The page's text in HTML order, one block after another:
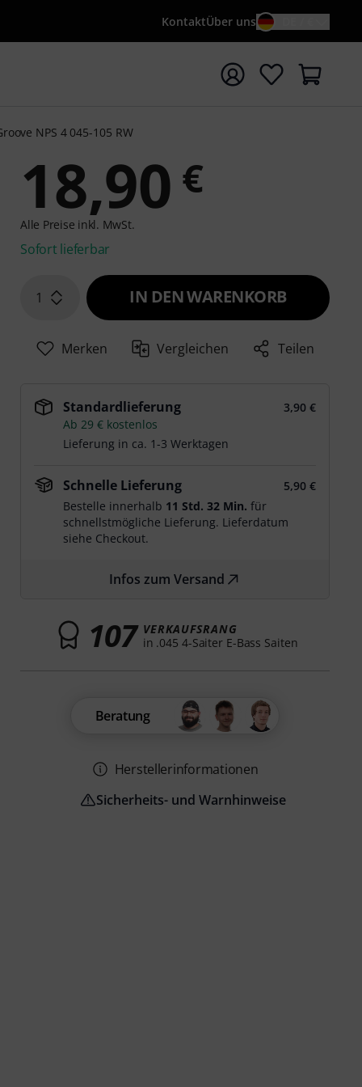
KontaktÜber uns
mit Suchwort {searchTerm} starten
NPS 4 045-105 RW
18,90 €
Alle Preise inkl. MwSt.
Sofort lieferbar
1 IN DEN WARENKORB
Merken Vergleichen Teilen
Standardlieferung
3,90 €
Ab 29 € kostenlos
Lieferung in ca. 1-3 Werktagen
Schnelle Lieferung
5,90 €
Bestelle innerhalb 11 Std. 32 Min. für
schnellstmögliche Lieferung. Lieferdatum
siehe Checkout.
Infos zum Versand
107 VERKAUFSRANG
in .045 4-Saiter E-Bass Saiten
Beratung
Herstellerinformationen
Sicherheits- und Warnhinweise